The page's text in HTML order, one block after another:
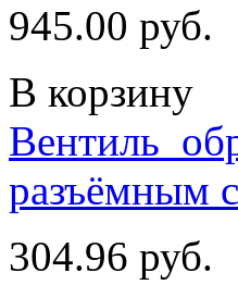
945.00 руб.
В корзину
разъёмным
304.96 руб.